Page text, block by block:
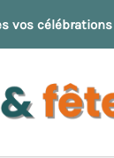
vos célébrations